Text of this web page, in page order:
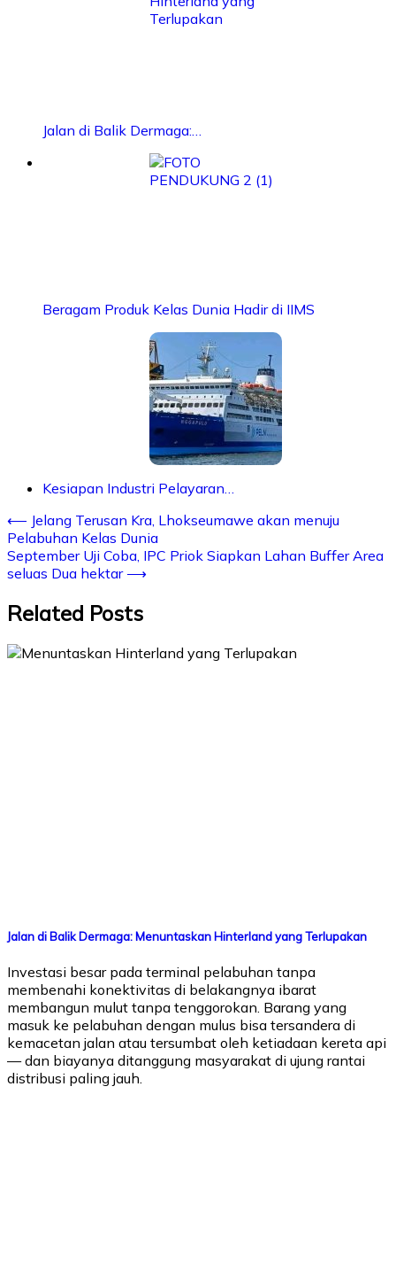
Jalan di Balik Dermaga:…
Beragam Produk Kelas Dunia Hadir di IIMS
Kesiapan Industri Pelayaran…
⟵ Jelang Terusan Kra, Lhokseumawe akan menuju
Pelabuhan Kelas Dunia
September Uji Coba, IPC Priok Siapkan Lahan Buffer Area
seluas Dua hektar ⟶
Related Posts
Jalan di Balik Dermaga: Menuntaskan Hinterland yang Terlupakan
Investasi besar pada terminal pelabuhan tanpa
membenahi konektivitas di belakangnya ibarat
membangun mulut tanpa tenggorokan. Barang yang
masuk ke pelabuhan dengan mulus bisa tersandera di
kemacetan jalan atau tersumbat oleh ketiadaan kereta api
— dan biayanya ditanggung masyarakat di ujung rantai
distribusi paling jauh.